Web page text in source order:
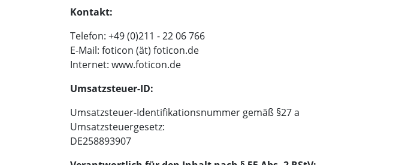
Kontakt:
Telefon: +49 (0)211 - 22 06 766
E-Mail: foticon (ät) foticon.de
Internet: www.foticon.de
Umsatzsteuer-ID:
Umsatzsteuer-Identifikationsnummer gemäß §27 a
Umsatzsteuergesetz:
DE258893907